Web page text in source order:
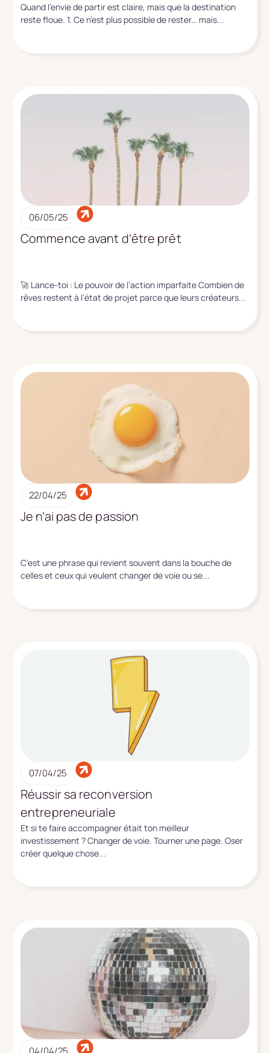
Quand l’envie de partir est claire, mais que la destination
reste floue. 1. Ce n’est plus possible de rester… mais...
06/05/25
Commence avant d’être prêt
🚀 Lance-toi : Le pouvoir de l’action imparfaite Combien de
rêves restent à l’état de projet parce que leurs créateurs...
22/04/25
Je n’ai pas de passion
C’est une phrase qui revient souvent dans la bouche de
celles et ceux qui veulent changer de voie ou se...
07/04/25
Réussir sa reconversion
entrepreneuriale
Et si te faire accompagner était ton meilleur
investissement ? Changer de voie. Tourner une page. Oser
créer quelque chose...